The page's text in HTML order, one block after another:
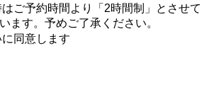
ご予約時間より「2時間制」とさせて
ます。予めご了承ください。
同意します